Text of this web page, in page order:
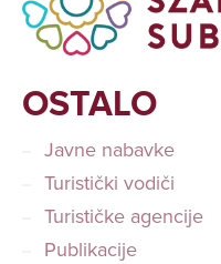
OSTALO
Javne nabavke
Turistički vodiči
Turističke agencije
Publikacije